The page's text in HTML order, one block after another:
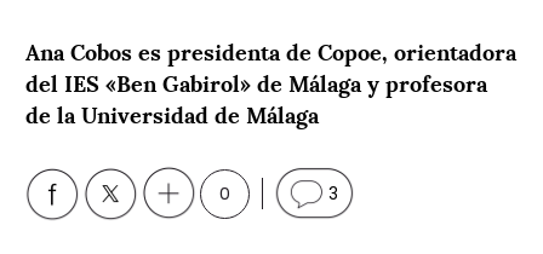
Ana Cobos es presidenta de Copoe, orientadora
del IES «Ben Gabirol» de Málaga y profesora
de la Universidad de Málaga
0 3